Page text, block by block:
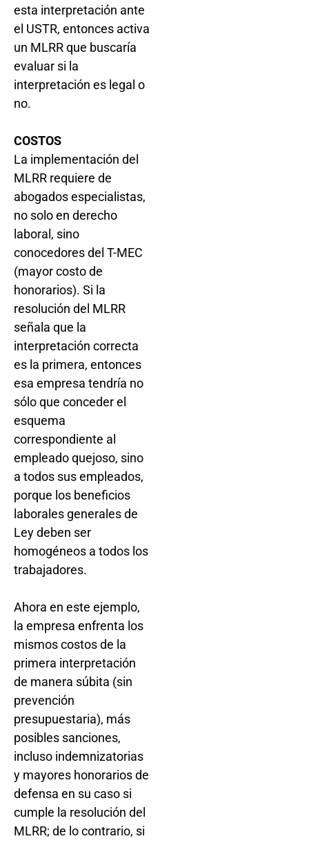
esta interpretación ante
el USTR, entonces activa
un MLRR que buscaría
evaluar si la
interpretación es legal o
no.
COSTOS
La implementación del
MLRR requiere de
abogados especialistas,
no solo en derecho
laboral, sino
conocedores del T-MEC
(mayor costo de
honorarios). Si la
resolución del MLRR
señala que la
interpretación correcta
es la primera, entonces
esa empresa tendría no
sólo que conceder el
esquema
correspondiente al
empleado quejoso, sino
a todos sus empleados,
porque los beneficios
laborales generales de
Ley deben ser
homogéneos a todos los
trabajadores.
Ahora en este ejemplo,
la empresa enfrenta los
mismos costos de la
primera interpretación
de manera súbita (sin
prevención
presupuestaria), más
posibles sanciones,
incluso indemnizatorias
y mayores honorarios de
defensa en su caso si
cumple la resolución del
MLRR; de lo contrario, si